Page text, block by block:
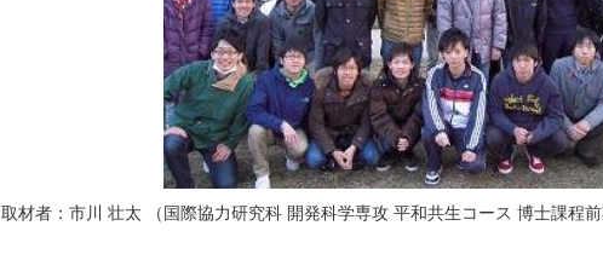
取材者：市川 壮太 （国際協力研究科 開発科学専攻 平和共生コース 博士課程前